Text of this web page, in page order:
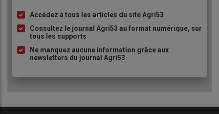
Liste
à
puce
Accédez à tous les articles du site Agri53
Consultez le journal Agri53 au format numérique, sur
tous les supports
Ne manquez aucune information grâce aux
newsletters du journal Agri53